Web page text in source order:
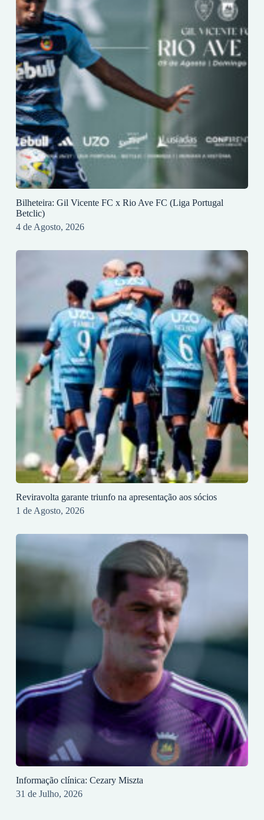
Bilheteira: Gil Vicente FC x Rio Ave FC (Liga Portugal
Betclic)
4 de Agosto, 2026
Reviravolta garante triunfo na apresentação aos sócios
1 de Agosto, 2026
Informação clínica: Cezary Miszta
31 de Julho, 2026